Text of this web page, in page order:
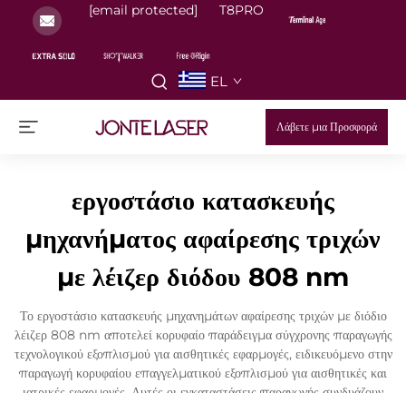
[email protected] T8PRO
EL
Λάβετε μια Προσφορά
εργοστάσιο κατασκευής
μηχανήματος αφαίρεσης τριχών
με λέιζερ διόδου 808 nm
Το εργοστάσιο κατασκευής μηχανημάτων αφαίρεσης τριχών με διόδιο
λέιζερ 808 nm αποτελεί κορυφαίο παράδειγμα σύγχρονης παραγωγής
τεχνολογικού εξοπλισμού για αισθητικές εφαρμογές, ειδικευόμενο στην
παραγωγή κορυφαίου επαγγελματικού εξοπλισμού για αισθητικές και